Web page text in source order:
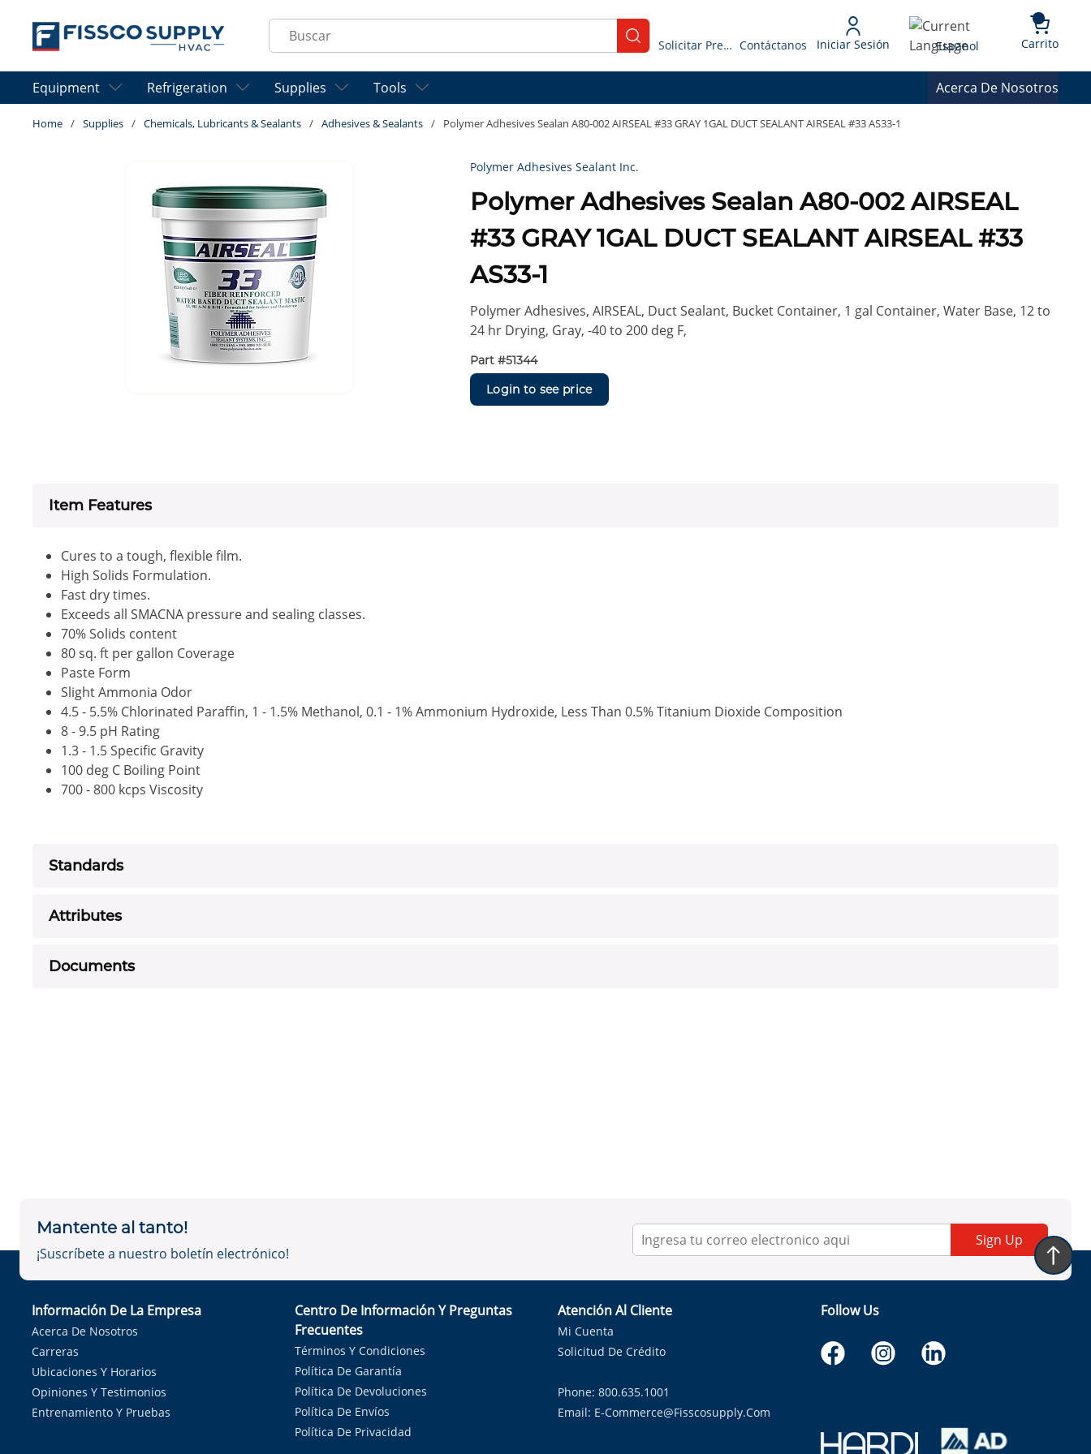
Skip to main content
Site Search
submit search
Solicitar Presupuesto Contáctanos Iniciar Sesión Language
Espanol Carrito{0}
Equipment Refrigeration Supplies Tools Acerca De Nosotros
Home / Supplies / Chemicals, Lubricants & Sealants / Adhesives & Sealants / Polymer Adhesives Sealan A80-002 AIRSEAL #33 GRAY 1GAL DUCT SEALANT AIRSEAL #33 AS33-1
Polymer Adhesives Sealant Inc.
Polymer Adhesives Sealan A80-002 AIRSEAL
#33 GRAY 1GAL DUCT SEALANT AIRSEAL #33
AS33-1
Polymer Adhesives, AIRSEAL, Duct Sealant, Bucket Container, 1 gal Container, Water Base, 12 to
24 hr Drying, Gray, -40 to 200 deg F,
Part #51344
Login to see price
Item Features
Cures to a tough, flexible film.
High Solids Formulation.
Fast dry times.
Exceeds all SMACNA pressure and sealing classes.
70% Solids content
80 sq. ft per gallon Coverage
Paste Form
Slight Ammonia Odor
4.5 - 5.5% Chlorinated Paraffin, 1 - 1.5% Methanol, 0.1 - 1% Ammonium Hydroxide, Less Than 0.5% Titanium Dioxide Composition
8 - 9.5 pH Rating
1.3 - 1.5 Specific Gravity
100 deg C Boiling Point
700 - 800 kcps Viscosity
Standards
Attributes
Documents
Mantente al tanto!
¡Suscríbete a nuestro boletín electrónico!
Sign Up
Información De La Empresa
Acerca De Nosotros
Carreras
Ubicaciones Y Horarios
Opiniones Y Testimonios
Entrenamiento Y Pruebas
Centro De Información Y Preguntas
Frecuentes
Términos Y Condiciones
Política De Garantía
Política De Devoluciones
Política De Envíos
Política De Privacidad
Atención Al Cliente
Mi Cuenta
Solicitud De Crédito
Phone: 800.635.1001
Email: E-Commerce@fisscosupply.com
Follow Us